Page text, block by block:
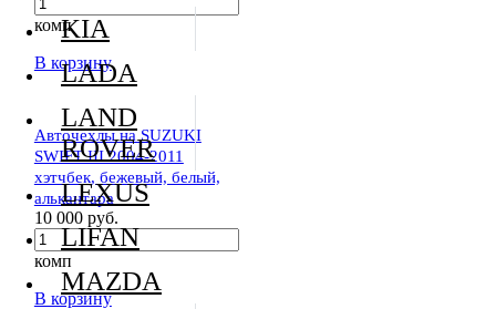
комп
В корзину
Авточехлы на SUZUKI
SWIFT III 2004-2011
хэтчбек, бежевый, белый,
алькантара
10 000 руб.
комп
В корзину
KIA
LADA
LAND
ROVER
LEXUS
LIFAN
MAZDA